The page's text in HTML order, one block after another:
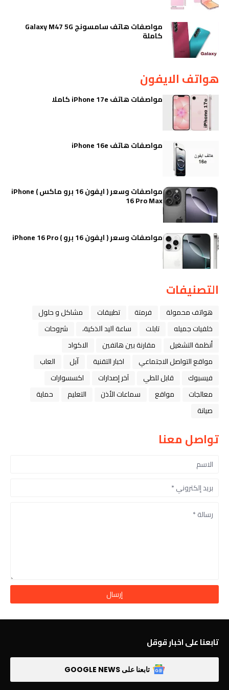
مواصفات هاتف سامسونج Galaxy M47 5G
كاملة
هواتف الايفون
مواصفات هاتف iPhone 17e كاملا
مواصفات هاتف iPhone 16e
مواصفات وسعر ( ايفون 16 برو ماكس ) iPhone
16 Pro Max
مواصفات وسعر ( ايفون 16 برو ) iPhone 16 Pro
التصنيفات
هواتف محمولة فرمتة تطبيقات
مشاكل و حلول
خلفيات جميله
تابلت ﺳﺎﻋﺔ ﺍﻟﻴﺪ ﺍﻟﺬﻛﻴﺔ،
شروحات
أنظمة التشغيل
مقارنة بين هاتفين
الاكواد
مواقع التواصل الاجتماعي
اخبار التقنية ﺁﺑﻞ
العاب
فيسبوك
قابل للطي آخر إصدارات
اكسسوارات
معالجات
مواقع سماعات الأذن التعليم
حماية
صيانة
تواصل معنا
تابعنا على اخبار قوقل
تابعنا على GOOGLE NEWS